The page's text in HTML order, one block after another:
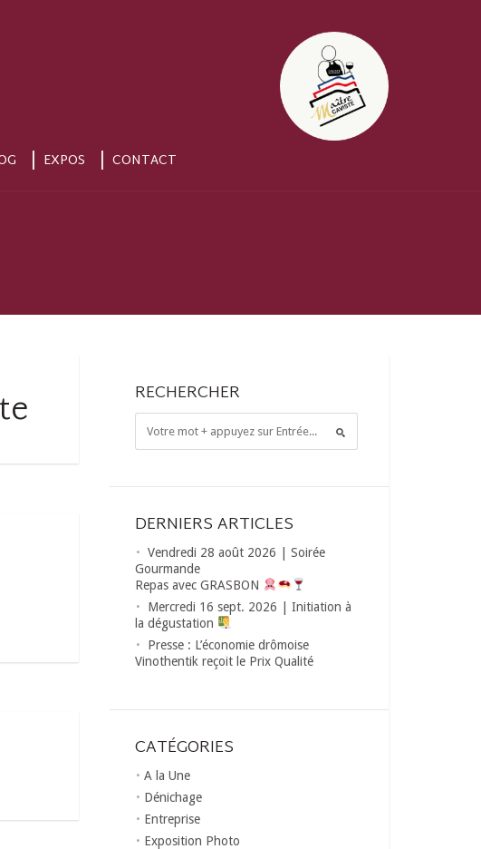
EXPOS CONTACT
RECHERCHER
DERNIERS ARTICLES
Vendredi 28 août 2026 | Soirée
Gourmande
Repas avec GRASBON
Mercredi 16 sept. 2026 | Initiation à
la dégustation
Presse : L’économie drômoise
Vinothentik reçoit le Prix Qualité
CATÉGORIES
A la Une
Dénichage
Entreprise
Exposition Photo